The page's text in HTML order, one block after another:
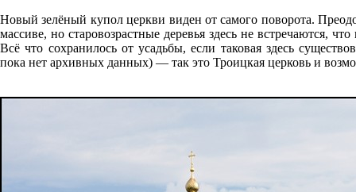
Новый зелёный купол церкви виден от самого поворота.
массиве, но старовозрастные деревья здесь не встречаются,
Всё что сохранилось от усадьбы, если таковая здесь
пока нет архивных данных) — так это Троицкая церковь и